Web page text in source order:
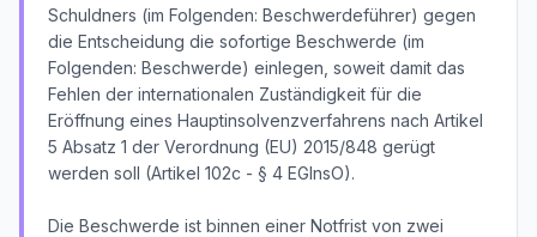
Schuldners (im Folgenden: Beschwerdeführer) gegen
die Entscheidung die sofortige Beschwerde (im
Folgenden: Beschwerde) einlegen, soweit damit das
Fehlen der internationalen Zuständigkeit für die
Eröffnung eines Hauptinsolvenzverfahrens nach Artikel
5 Absatz 1 der Verordnung (EU) 2015/848 gerügt
werden soll (Artikel 102c - § 4 EGInsO).
Die Beschwerde ist binnen einer Notfrist von zwei